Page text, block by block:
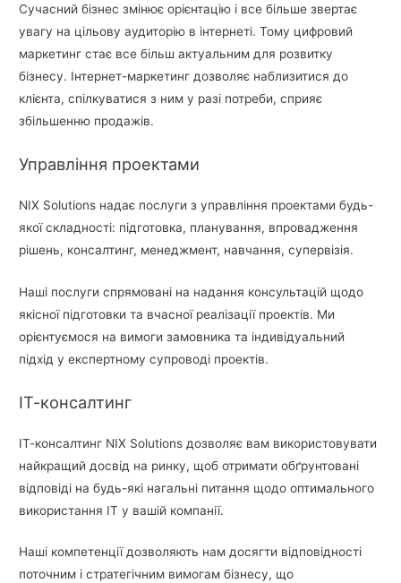
Сучасний бізнес змінює орієнтацію і все більше звертає
увагу на цільову аудиторію в інтернеті. Тому цифровий
маркетинг стає все більш актуальним для розвитку
бізнесу. Інтернет-маркетинг дозволяє наблизитися до
клієнта, спілкуватися з ним у разі потреби, сприяє
збільшенню продажів.
Управління проектами
NIX Solutions надає послуги з управління проектами будь-
якої складності: підготовка, планування, впровадження
рішень, консалтинг, менеджмент, навчання, супервізія.
Наші послуги спрямовані на надання консультацій щодо
якісної підготовки та вчасної реалізації проектів. Ми
орієнтуємося на вимоги замовника та індивідуальний
підхід у експертному супроводі проектів.
ІТ-консалтинг
ІТ-консалтинг NIX Solutions дозволяє вам використовувати
найкращий досвід на ринку, щоб отримати обґрунтовані
відповіді на будь-які нагальні питання щодо оптимального
використання ІТ у вашій компанії.
Наші компетенції дозволяють нам досягти відповідності
поточним і стратегічним вимогам бізнесу, що